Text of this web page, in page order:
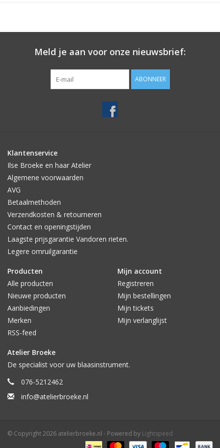
Meld je aan voor onze nieuwsbrief:
ABONNEER
Klantenservice
Ilse Broeke en haar Atelier
Algemene voorwaarden
AVG
Betaalmethoden
Verzendkosten & retourneren
Contact en openingstijden
Laagste prijsgarantie Vandoren rieten.
Legere omruilgarantie
Producten
Alle producten
Nieuwe producten
Aanbiedingen
Merken
RSS-feed
Mijn account
Registreren
Mijn bestellingen
Mijn tickets
Mijn verlanglijst
Atelier Broeke
De specialist voor uw blaasinstrument.
076-5212462
info@atelierbroeke.nl
© Copyright 2026 atelierbroeke.nl - Powered by Lightspeed